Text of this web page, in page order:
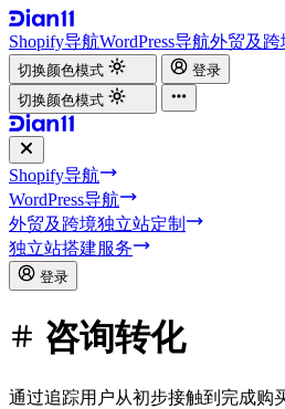
Shopify导航WordPress导航外贸及跨
切换颜色模式
登录
切换颜色模式
Shopify导航
WordPress导航
外贸及跨境独立站定制
独立站搭建服务
登录
咨询转化
通过追踪用户从初步接触到完成购